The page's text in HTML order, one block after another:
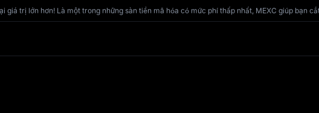
giá trị lớn hơn! Là một trong những sàn tiền mã hóa có mức phí thấp nhất, MEXC giúp bạn